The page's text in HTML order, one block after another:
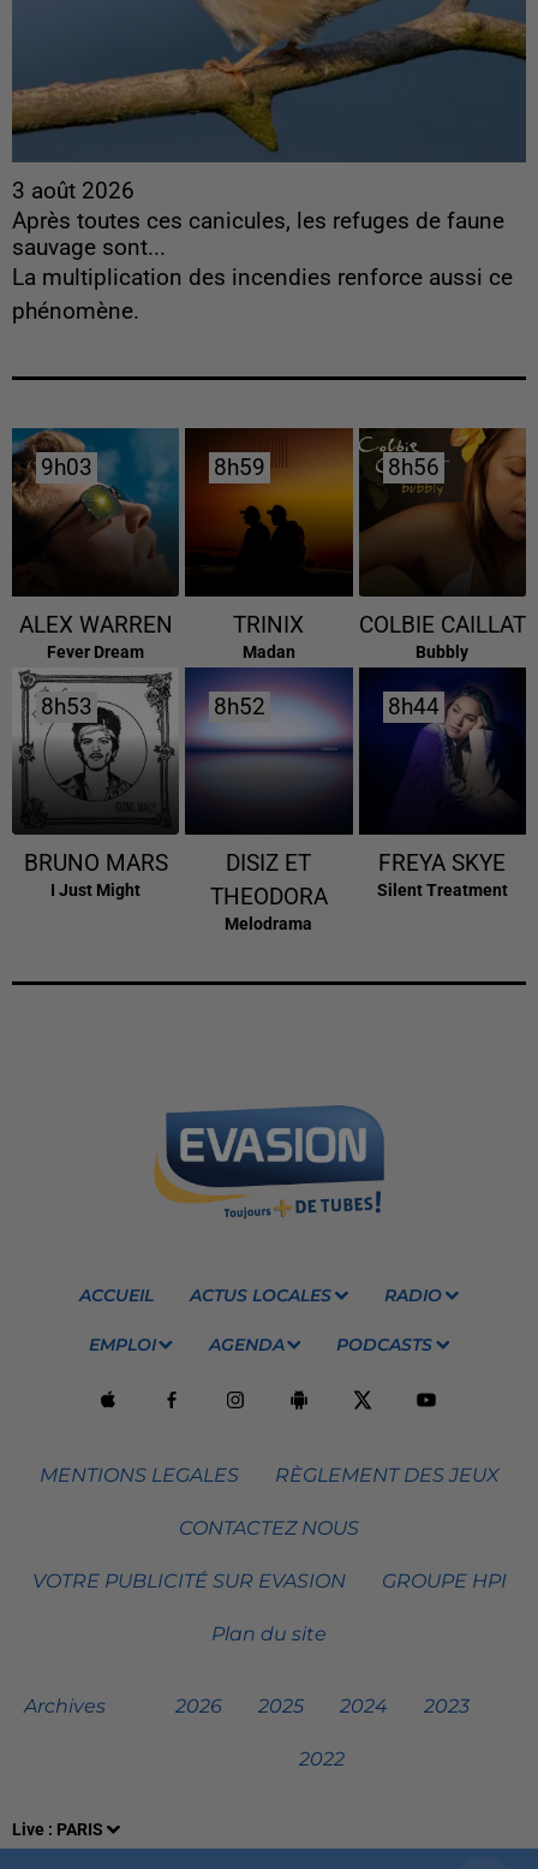
Live : PARIS
3 août 2026
Après toutes ces canicules, les refuges de faune
sauvage sont...
La multiplication des incendies renforce aussi ce
phénomène.
9h03
9h03
ALEX WARREN
Fever Dream
8h59
8h59
TRINIX
Madan
8h56
8h56
COLBIE CAILLAT
Bubbly
8h53
8h53
BRUNO MARS
I Just Might
8h52
8h52
DISIZ ET
THEODORA
Melodrama
8h44
8h44
FREYA SKYE
Silent Treatment
ACCUEIL ACTUS LOCALES RADIO
EMPLOI AGENDA PODCASTS
MENTIONS LEGALES RÈGLEMENT DES JEUX
CONTACTEZ NOUS
VOTRE PUBLICITÉ SUR EVASION GROUPE HPI
Plan du site
Archives 2026 2025 2024 2023
2022